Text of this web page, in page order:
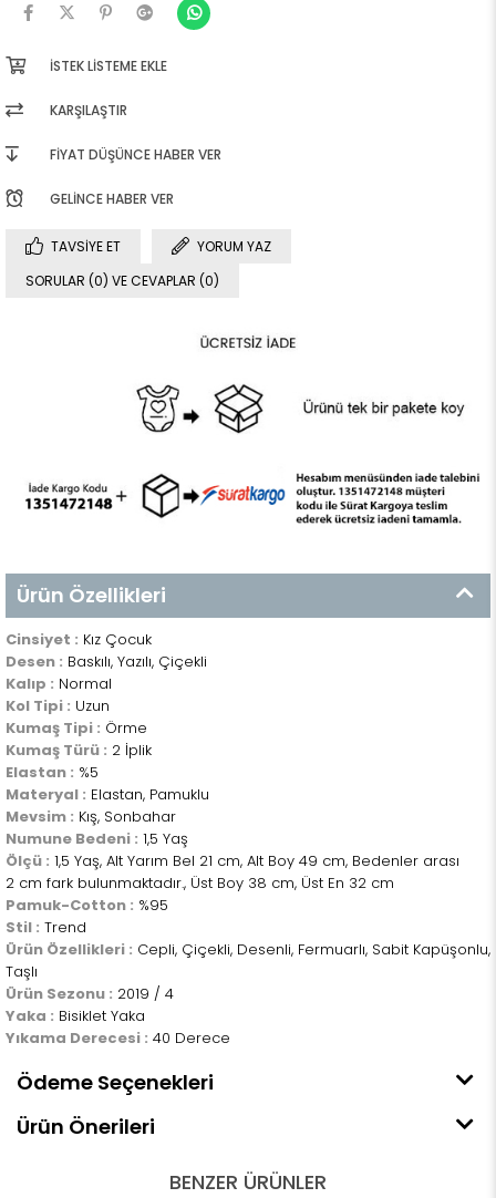
İSTEK LISTEME EKLE
KARŞILAŞTIR
FIYAT DÜŞÜNCE HABER VER
GELINCE HABER VER
TAVSIYE ET
YORUM YAZ
SORULAR (0) VE CEVAPLAR (0)
Ürün Özellikleri
Cinsiyet : Kız Çocuk
Desen : Baskılı, Yazılı, Çiçekli
Kalıp : Normal
Kol Tipi : Uzun
Kumaş Tipi : Örme
Kumaş Türü : 2 İplik
Elastan : %5
Materyal : Elastan, Pamuklu
Mevsim : Kış, Sonbahar
Numune Bedeni : 1,5 Yaş
Ölçü : 1,5 Yaş, Alt Yarım Bel 21 cm, Alt Boy 49 cm, Bedenler arası
2 cm fark bulunmaktadır., Üst Boy 38 cm, Üst En 32 cm
Pamuk-Cotton : %95
Stil : Trend
Ürün Özellikleri : Cepli, Çiçekli, Desenli, Fermuarlı, Sabit Kapüşonlu,
Taşlı
Ürün Sezonu : 2019 / 4
Yaka : Bisiklet Yaka
Yıkama Derecesi : 40 Derece
Ödeme Seçenekleri
Ürün Önerileri
BENZER ÜRÜNLER